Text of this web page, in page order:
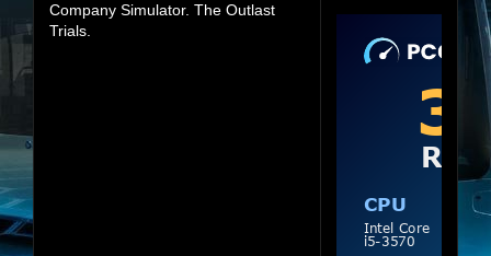
Company Simulator. The Outlast
Trials.